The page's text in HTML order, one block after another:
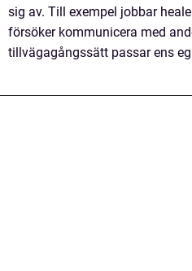
sig av. Till exempel jobbar
försöker kommunicera med
tillvägagångssätt passar ens